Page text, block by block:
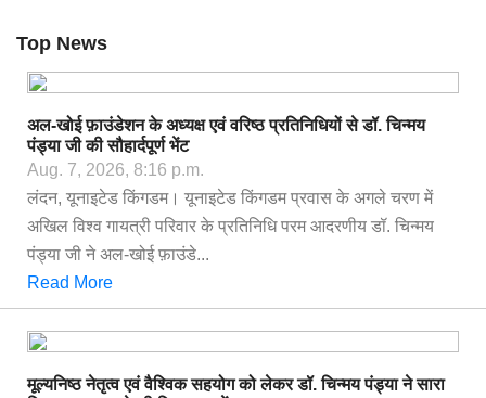
Top News
अल-खोई फ़ाउंडेशन के अध्यक्ष एवं वरिष्ठ प्रतिनिधियों से डॉ. चिन्मय
पंड्या जी की सौहार्दपूर्ण भेंट
Aug. 7, 2026, 8:16 p.m.
लंदन, यूनाइटेड किंगडम। यूनाइटेड किंगडम प्रवास के अगले चरण में
अखिल विश्व गायत्री परिवार के प्रतिनिधि परम आदरणीय डॉ. चिन्मय
पंड्या जी ने अल-खोई फ़ाउंडे...
Read More
मूल्यनिष्ठ नेतृत्व एवं वैश्विक सहयोग को लेकर डॉ. चिन्मय पंड्या ने सारा